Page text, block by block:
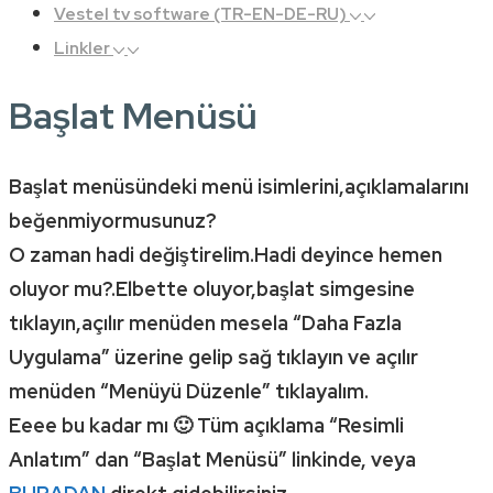
Vestel tv software (TR-EN-DE-RU)
Linkler
Başlat Menüsü
Başlat menüsündeki menü isimlerini,açıklamalarını
beğenmiyormusunuz?
O zaman hadi değiştirelim.Hadi deyince hemen
oluyor mu?.Elbette oluyor,başlat simgesine
tıklayın,açılır menüden mesela “Daha Fazla
Uygulama” üzerine gelip sağ tıklayın ve açılır
menüden “Menüyü Düzenle” tıklayalım.
Eeee bu kadar mı 🙂 Tüm açıklama “Resimli
Anlatım” dan “Başlat Menüsü” linkinde, veya